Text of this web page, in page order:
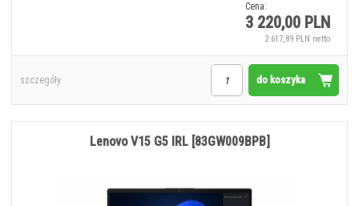
Cena:
3 220,00 PLN
2 617,89 PLN netto
do koszyka
szczegóły
Lenovo V15 G5 IRL [83GW009BPB]